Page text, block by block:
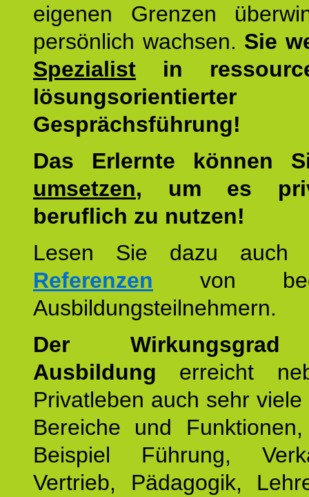
eigenen Grenzen
persönlich wachsen. Sie
Spezialist in
lösungsorientierter
Gesprächsführung!
Das Erlernte können
umsetzen, um es
beruflich zu nutzen!
Lesen Sie dazu
Referenzen von
Ausbildungsteilnehmern.
Der
Ausbildung erreicht
Privatleben auch sehr
Bereiche und
Beispiel Führung,
Vertrieb, Pädagogik,